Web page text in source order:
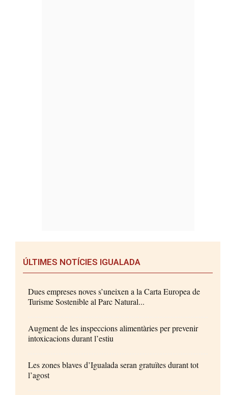
ÚLTIMES NOTÍCIES IGUALADA
Dues empreses noves s’uneixen a la Carta Europea de
Turisme Sostenible al Parc Natural...
Augment de les inspeccions alimentàries per prevenir
intoxicacions durant l’estiu
Les zones blaves d’Igualada seran gratuïtes durant tot
l’agost